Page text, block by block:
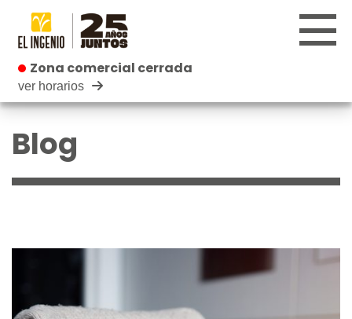
Zona comercial cerrada
CARTELERA
Zona comercial cerrada
ver horarios
Blog